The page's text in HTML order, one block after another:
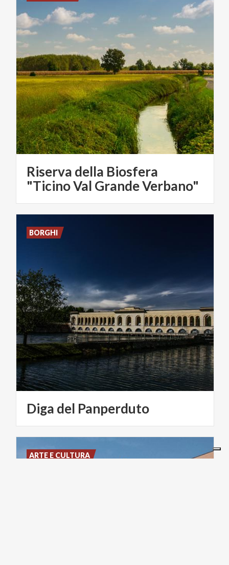
Riserva della Biosfera
"Ticino Val Grande Verbano"
Diga del Panperduto
BORGHI
ARTE E CULTURA